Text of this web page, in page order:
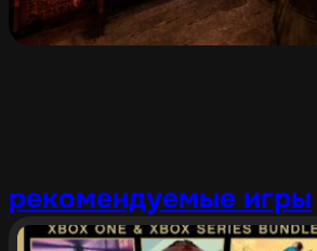
рекомендуемые игры